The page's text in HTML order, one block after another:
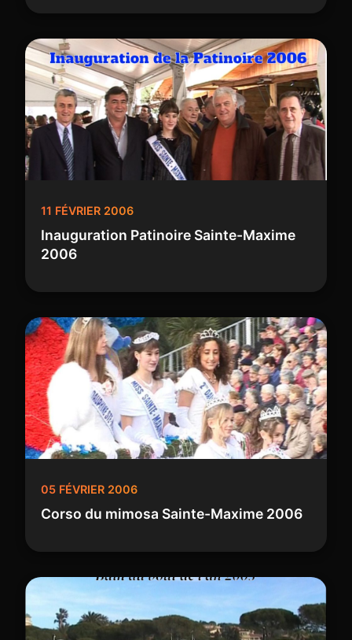
11 FÉVRIER 2006
Inauguration Patinoire Sainte-Maxime
2006
05 FÉVRIER 2006
Corso du mimosa Sainte-Maxime 2006